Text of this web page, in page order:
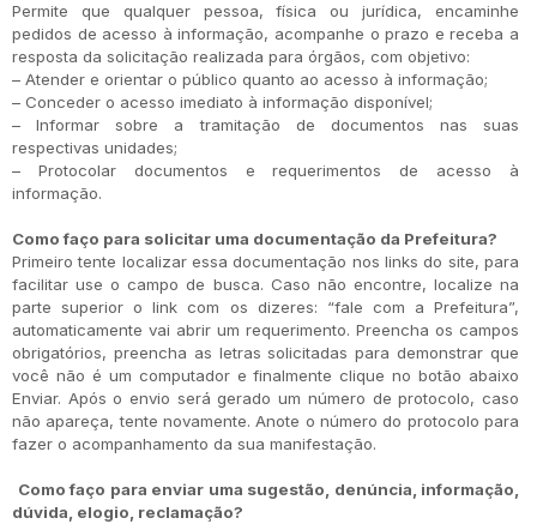
Permite que qualquer pessoa, física ou jurídica, encaminhe
pedidos de acesso à informação, acompanhe o prazo e receba a
resposta da solicitação realizada para órgãos, com objetivo:
– Atender e orientar o público quanto ao acesso à informação;
– Conceder o acesso imediato à informação disponível;
– Informar sobre a tramitação de documentos nas suas
respectivas unidades;
– Protocolar documentos e requerimentos de acesso à
informação.
Como faço para solicitar uma documentação da Prefeitura?
Primeiro tente localizar essa documentação nos links do site, para
facilitar use o campo de busca. Caso não encontre, localize na
parte superior o link com os dizeres: “fale com a Prefeitura”,
automaticamente vai abrir um requerimento. Preencha os campos
obrigatórios, preencha as letras solicitadas para demonstrar que
você não é um computador e finalmente clique no botão abaixo
Enviar. Após o envio será gerado um número de protocolo, caso
não apareça, tente novamente. Anote o número do protocolo para
fazer o acompanhamento da sua manifestação.
Como faço para enviar uma sugestão, denúncia, informação,
dúvida, elogio, reclamação?